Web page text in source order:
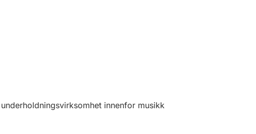
innenfor musikk